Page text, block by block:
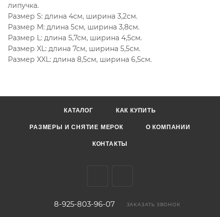
липучка.
Размер S: длина 4см, ширина 3,2см.
Размер M: длина 5см, ширина 3,8см.
Размер L: длина 5,7см, ширина 4,5см.
Размер XL: длина 7см, ширина 5,5см.
Размер XXL: длина 8,5см, ширина 6,5см.
КАТАЛОГ КАК КУПИТЬ
РАЗМЕРЫ И СНЯТИЕ МЕРОК О КОМПАНИИ
КОНТАКТЫ
8-925-803-96-07 ЗАКАЗАТЬ ЗВОНОК